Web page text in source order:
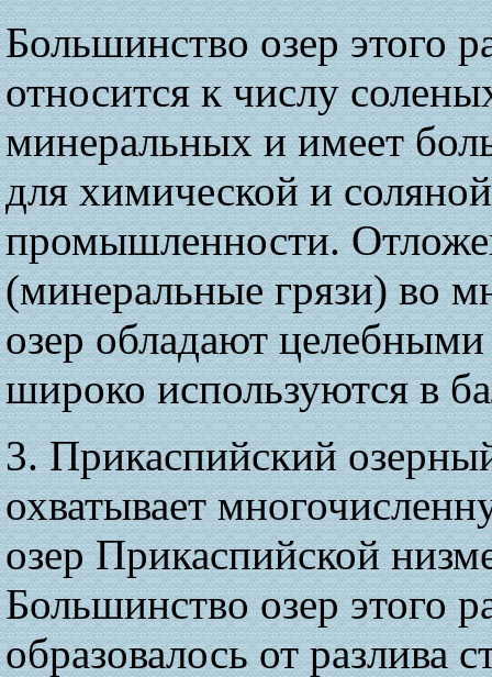
Большинство озер этого
относится к числу
минеральных и имеет
для химической и соляной
промышленности.
(минеральные грязи) во
озер обладают
широко используются в
3. Прикаспийский
охватывает
озер Прикаспийской
Большинство озер этого
образовалось от разлива